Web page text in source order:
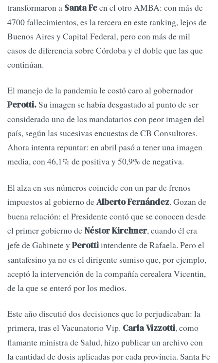
transformaron a Santa Feen el otro AMBA: con más de
4700 fallecimientos, es la tercera en este ranking, lejos de
Buenos Aires y Capital Federal, pero con más de mil
casos de diferencia sobre Córdoba y el doble que las que
continúan.
El manejo de la pandemia le costó caro al gobernador
Perotti.Su imagen se había desgastado al punto de ser
considerado uno de los mandatarios con peor imagen del
país, según las sucesivas encuestas de CB Consultores.
Ahora intenta repuntar: en abril pasó a tener una imagen
media, con 46,1% de positiva y 50,9% de negativa.
El alza en sus números coincide con un par de frenos
impuestos al gobierno deAlberto Fernández. Gozan de
buena relación: el Presidente contó que se conocen desde
el primer gobierno deNéstor Kirchner, cuando él era
jefe de Gabinete y Perottiintendente de Rafaela. Pero el
santafesino ya no es el dirigente sumiso que, por ejemplo,
aceptó la intervención de la compañía cerealera Vicentin,
de la que se enteró por los medios.
Este año discutió dos decisiones que lo perjudicaban: la
primera, tras el Vacunatorio Vip. Carla Vizzotti, como
flamante ministra de Salud, hizo publicar un archivo con
la cantidad de dosis aplicadas por cada provincia. Santa Fe